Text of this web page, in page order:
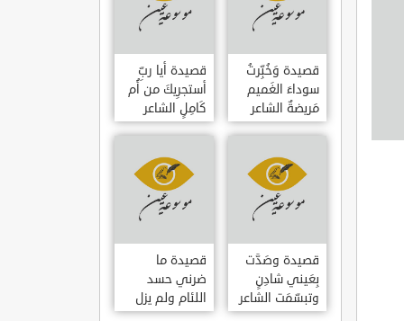
قصيدة وَخُبِّرتُ
سوداءَ الغَميم
مَريضةٌ الشاعر
العوام بن عقبة
قصيدة أيا ربِّ
أستجرِيكَ من أُم
كَامِلٍ الشاعر
العوام بن عقبة
قصيدة وصَدَّت
بِعَيني شادِنٍ
وتبسّمَت الشاعر
العوام بن عقبة
قصيدة ما
ضرني حسد
اللئام ولم يزل
الشاعر عمارة بن